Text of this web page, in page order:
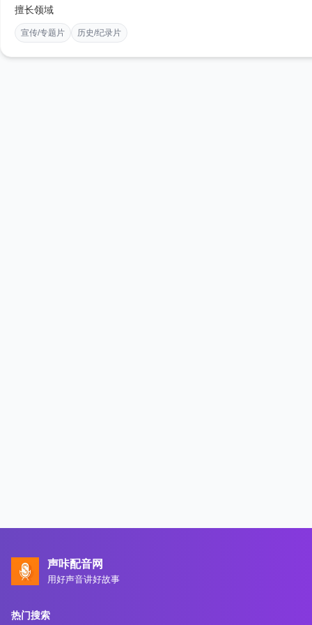
擅长领域
宣传/专题片 历史/纪录片
声咔配音网
用好声音讲好故事
热门搜索